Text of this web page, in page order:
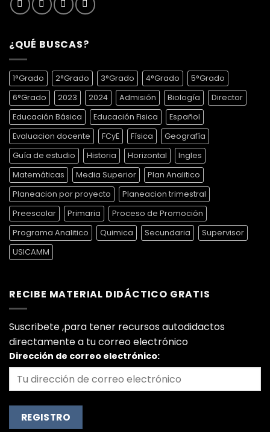
¿QUÉ BUSCAS?
1°Grado 2°Grado 3°Grado 4°Grado
5°Grado
6°Grado
2023 2024 Admisión Biología
Director
Educación Básica
Educación Fisica
Español
Evaluacion docente
FCyE Física
Geografía
Guía de estudio
Historia Horizontal
Ingles
Matemáticas
Media Superior
Plan Analitico
Planeacion por proyecto
Planeacion trimestral
Preescolar
Primaria
Proceso de Promoción
Programa Analitico
Quimica Secundaria
Supervisor
USICAMM
RECIBE MATERIAL DIDÁCTICO GRATIS
Suscribete ,para tener recursos autodidactos
directamente a tu correo electrónico
Dirección de correo electrónico: